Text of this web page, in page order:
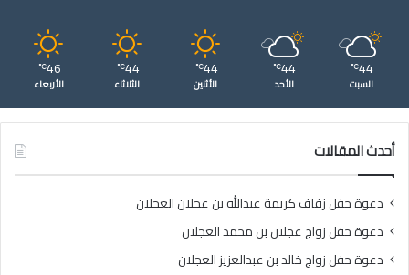
44
℃
السبت
44
℃
الأحد
44
℃
الأثنين
44
℃
الثلاثاء
46
℃
الأربعاء
أحدث المقالات
دعوة حفل زفاف كريمة عبدالله بن عجلان العجلان
دعوة حفل زواج عجلان بن محمد العجلان
دعوة حفل زواج خالد بن عبدالعزيز العجلان